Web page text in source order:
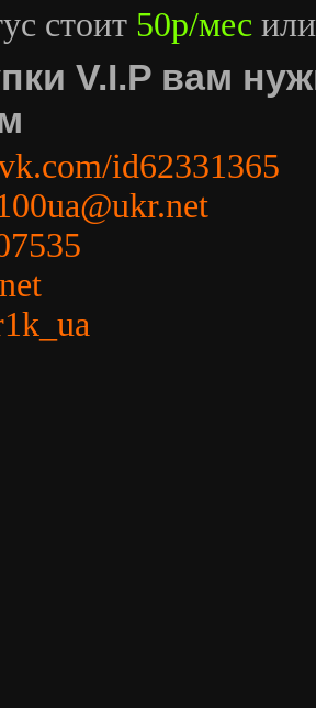
стоит 50р/мес
V.I.P вам
id62331365